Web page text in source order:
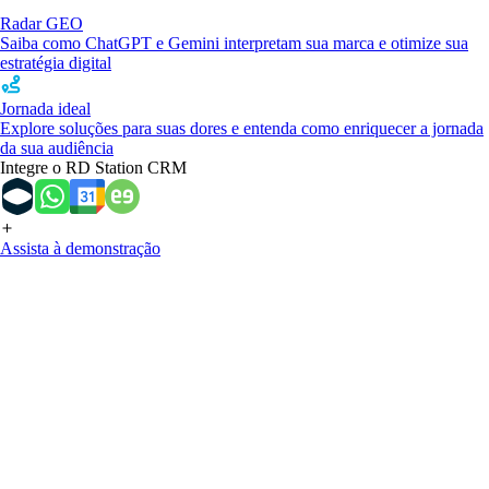
Radar GEO
Saiba como ChatGPT e Gemini interpretam sua marca e otimize sua
estratégia digital
Jornada ideal
Explore soluções para suas dores e entenda como enriquecer a jornada
da sua audiência
Integre o RD Station CRM
Assista à demonstração